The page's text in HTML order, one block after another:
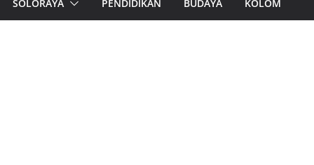
SOLORAYA PENDIDIKAN BUDAYA KOLOM